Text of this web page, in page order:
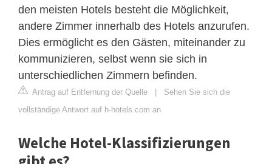
den meisten Hotels besteht die Möglichkeit,
andere Zimmer innerhalb des Hotels anzurufen.
Dies ermöglicht es den Gästen, miteinander zu
kommunizieren, selbst wenn sie sich in
unterschiedlichen Zimmern befinden.
Antrag auf Entfernung der Quelle | Sehen Sie sich die
vollständige Antwort auf h-hotels.com an
Welche Hotel-Klassifizierungen